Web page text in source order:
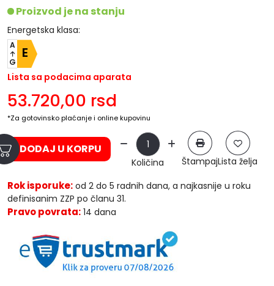
Proizvod je na stanju
Energetska klasa:
A
G
E
Lista sa podacima aparata
53.720,00 rsd
*Za gotovinsko plaćanje i online kupovinu
DODAJ U KORPU
Količina ŠtampajLista želja
Rok isporuke: od 2 do 5 radnih dana, a najkasnije u roku
definisanim ZZP po članu 31.
Pravo povrata: 14 dana